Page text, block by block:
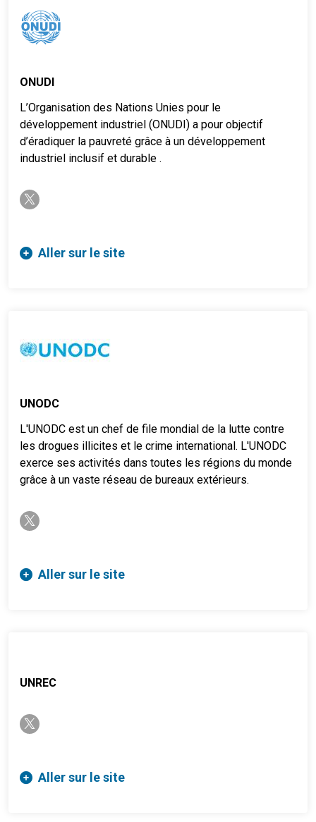
ONUDI
L’Organisation des Nations Unies pour le
développement industriel (ONUDI) a pour objectif
d’éradiquer la pauvreté grâce à un développement
industriel inclusif et durable .
twitter-x
Aller sur le site
UNODC
L'UNODC est un chef de file mondial de la lutte contre
les drogues illicites et le crime international. L'UNODC
exerce ses activités dans toutes les régions du monde
grâce à un vaste réseau de bureaux extérieurs.
twitter-x
Aller sur le site
UNREC
twitter-x
Aller sur le site